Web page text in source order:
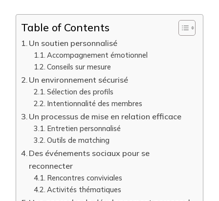
Table of Contents
Un soutien personnalisé
Accompagnement émotionnel
Conseils sur mesure
Un environnement sécurisé
Sélection des profils
Intentionnalité des membres
Un processus de mise en relation efficace
Entretien personnalisé
Outils de matching
Des événements sociaux pour se
reconnecter
Rencontres conviviales
Activités thématiques